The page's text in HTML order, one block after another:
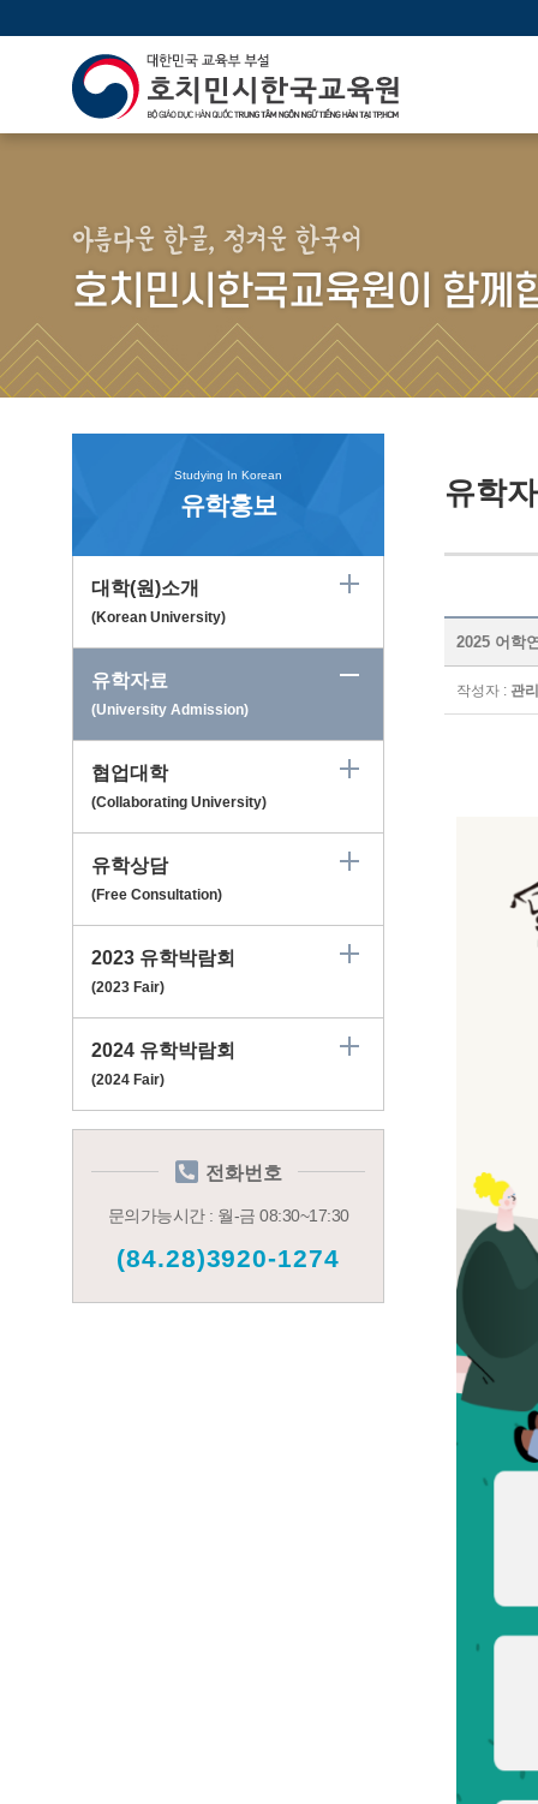
아름다운 한글, 정겨운 한국어
호치민시한국교육원이 함께
Studying In Korean
유학홍보
대학(원)소개
(Korean University)
유학자료
(University Admission)
협업대학
(Collaborating University)
유학상담
(Free Consultation)
2023 유학박람회
(2023 Fair)
2024 유학박람회
(2024 Fair)
전화번호
문의가능시간 : 월-금 08:30~17:30
(84.28)3920-1274
유학
2025 어학
작성자 : 관